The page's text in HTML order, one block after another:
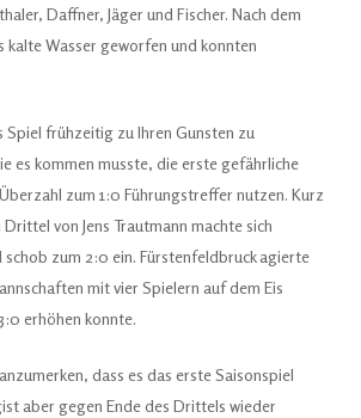
Daffner, Jäger und Fischer. Nach dem
kalte Wasser geworfen und konnten
frühzeitig zu Ihren Gunsten zu
es kommen musste, die erste gefährliche
zum 1:0 Führungstreffer nutzen. Kurz
von Jens Trautmann machte sich
zum 2:0 ein. Fürstenfeldbruck agierte
mit vier Spielern auf dem Eis
erhöhen konnte.
dass es das erste Saisonspiel
aber gegen Ende des Drittels wieder